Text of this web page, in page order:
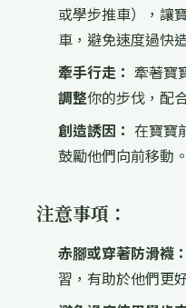
或學步推車），讓
車，避免速度過快
牽手行走： 牽著寶
調整你的步伐，配
創造誘因： 在寶寶
鼓勵他們向前移動。
注意事項：
赤腳或穿著防滑襪：
習，有助於他們更